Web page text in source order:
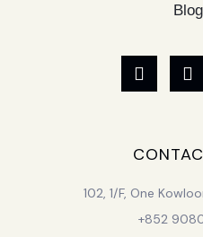
Blog
102, 1/F, One
+852